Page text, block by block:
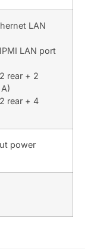
LAN
LAN port
rear + 2
rear + 4
power